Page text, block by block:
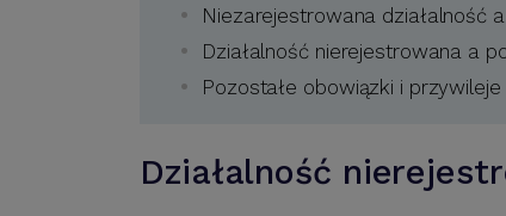
Niezarejestrowana działalność
Działalność nierejestrowana a
Pozostałe obowiązki i przywileje
Działalność